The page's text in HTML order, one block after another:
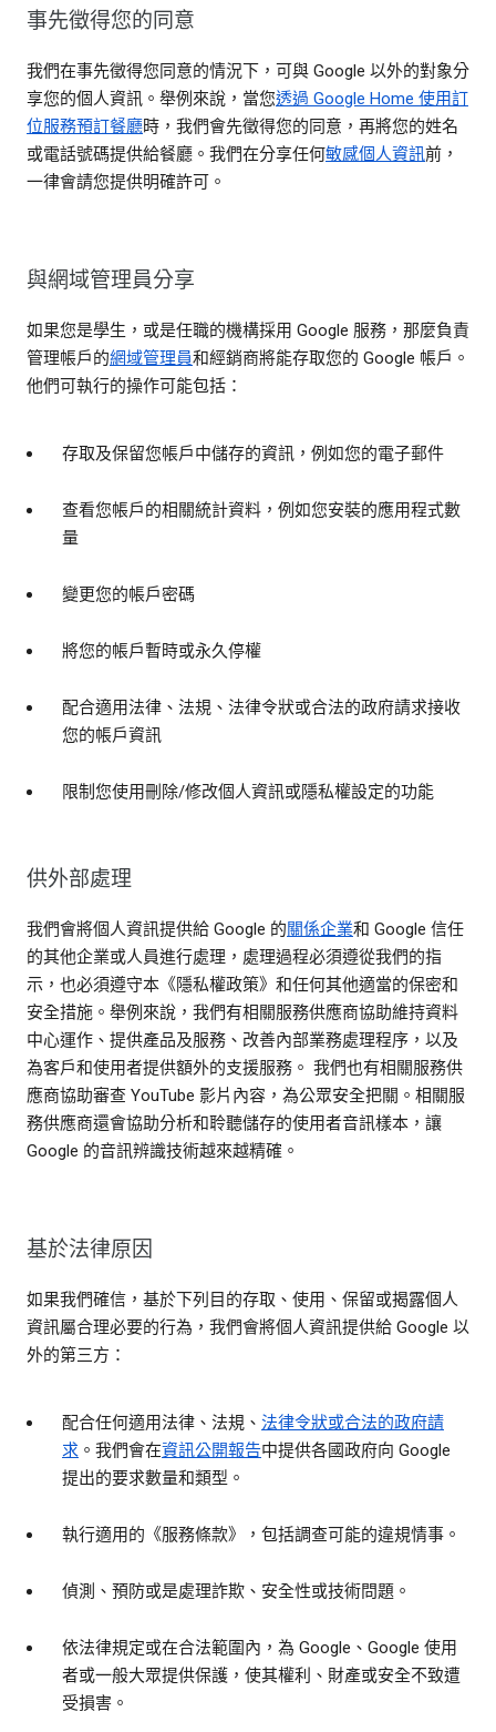
事先徵得您的同意
我們在事先徵得您同意的情況下，可與 Google 以外的對象分
享您的個人資訊。舉例來說，當您透過 Google Home 使用訂
位服務預訂餐廳時，我們會先徵得您的同意，再將您的姓名
或電話號碼提供給餐廳。我們在分享任何敏感個人資訊前，
一律會請您提供明確許可。
與網域管理員分享
如果您是學生，或是任職的機構採用 Google 服務，那麼負責
管理帳戶的網域管理員和經銷商將能存取您的 Google 帳戶。
他們可執行的操作可能包括：
存取及保留您帳戶中儲存的資訊，例如您的電子郵件
查看您帳戶的相關統計資料，例如您安裝的應用程式數
量
變更您的帳戶密碼
將您的帳戶暫時或永久停權
配合適用法律、法規、法律令狀或合法的政府請求接收
您的帳戶資訊
限制您使用刪除/修改個人資訊或隱私權設定的功能
供外部處理
我們會將個人資訊提供給 Google 的關係企業和 Google 信任
的其他企業或人員進行處理，處理過程必須遵從我們的指
示，也必須遵守本《隱私權政策》和任何其他適當的保密和
安全措施。舉例來說，我們有相關服務供應商協助維持資料
中心運作、提供產品及服務、改善內部業務處理程序，以及
為客戶和使用者提供額外的支援服務。 我們也有相關服務供
應商協助審查 YouTube 影片內容，為公眾安全把關。相關服
務供應商還會協助分析和聆聽儲存的使用者音訊樣本，讓
Google 的音訊辨識技術越來越精確。
基於法律原因
如果我們確信，基於下列目的存取、使用、保留或揭露個人
資訊屬合理必要的行為，我們會將個人資訊提供給 Google 以
外的第三方：
配合任何適用法律、法規、 法律令狀或合法的政府請
求 。我們會在資訊公開報告中提供各國政府向 Google
提出的要求數量和類型。
執行適用的《服務條款》，包括調查可能的違規情事。
偵測、預防或是處理詐欺、安全性或技術問題。
依法律規定或在合法範圍內，為 Google、Google 使用
者或一般大眾提供保護，使其權利、財產或安全不致遭
受損害。